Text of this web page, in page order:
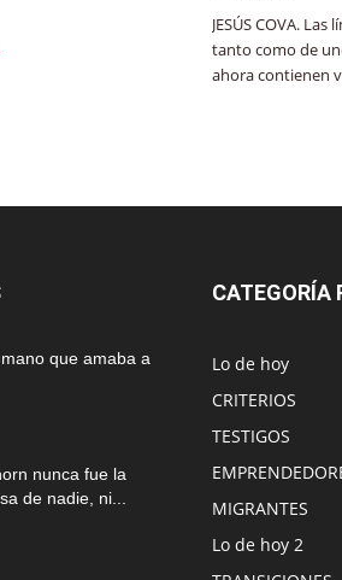
JESÚS COVA.
tanto como de
ahora contienen
que amaba a
nunca fue la
de nadie, ni...
CATEGORÍA
Lo de hoy
CRITERIOS
TESTIGOS
MIGRANTES
Lo de hoy 2